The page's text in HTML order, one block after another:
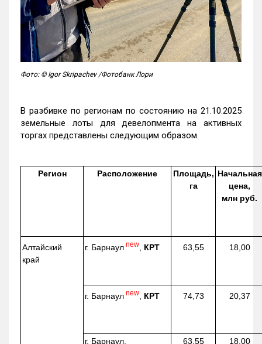
Фото: © Igor Skripachev /Фотобанк Лори
В разбивке по регионам по состоянию на 21.10.2025
земельные лоты для девелопмента на активных
торгах представлены следующим образом.
Регион Расположение
Площадь,
га
Начальная
цена,
млн руб.
Алтайский
край
г. Барнаул new КРТ 63,55 18,00
г. Барнаул new КРТ 74,73 20,37
г. Барнаул, 63,55 18,00